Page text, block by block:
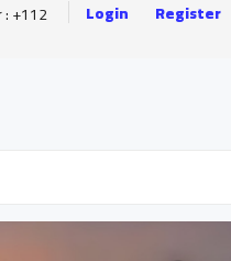
: +112 Login Register